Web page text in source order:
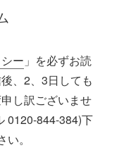
ー 」を必ずお読
、2、3日しても
し訳ございませ
0120-844-384)下
。